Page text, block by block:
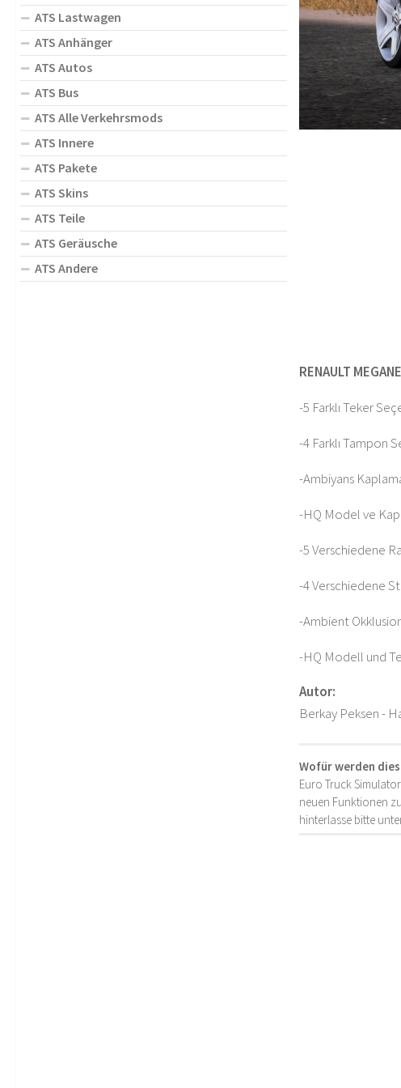
RENAULT
-5 Farklı Teker
-4 Farklı Tampon
-Ambiyans
-HQ Model ve
-5 Verschiedene
-4 Verschiedene
-Ambient
-HQ Modell und
Autor:
Berkay Peksen -
Wofür werden
Euro Truck
neuen Funktionen
hinterlasse bitte
ATS Lastwagen
ATS Anhänger
ATS Autos
ATS Bus
ATS Alle Verkehrsmods
ATS Innere
ATS Pakete
ATS Skins
ATS Teile
ATS Geräusche
ATS Andere